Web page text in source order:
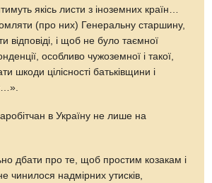
якісь листи з іноземних країн…
(про них) Генеральну старшину,
відповіді, і щоб не було таємної
особливо чужоземної і такої,
шкоди цілісності батьківщини і
в Україну не лише на
дбати про те, щоб простим козакам і
чинилося надмірних утисків,